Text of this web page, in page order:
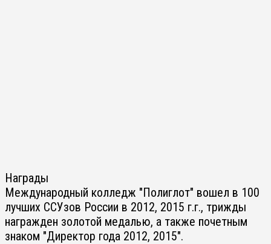
Награды
Международный колледж "Полиглот" вошел в 100
лучших ССУзов России в 2012, 2015 г.г., трижды
награжден золотой медалью, а также почетным
знаком "Директор года 2012, 2015".